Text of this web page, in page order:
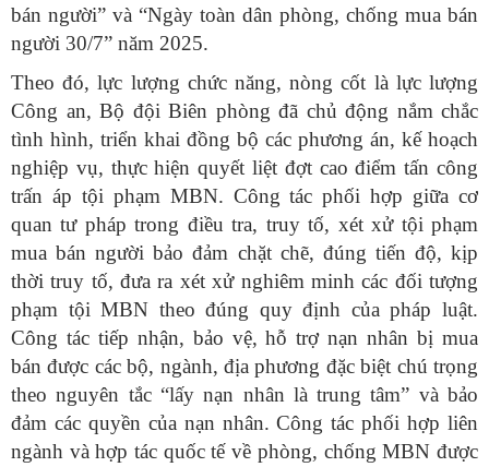
bán người” và “Ngày toàn dân phòng, chống mua bán
người 30/7” năm 2025.
Theo đó, lực lượng chức năng, nòng cốt là lực lượng
Công an, Bộ đội Biên phòng đã chủ động nắm chắc
tình hình, triển khai đồng bộ các phương án, kế hoạch
nghiệp vụ, thực hiện quyết liệt đợt cao điểm tấn công
trấn áp tội phạm MBN. Công tác phối hợp giữa cơ
quan tư pháp trong điều tra, truy tố, xét xử tội phạm
mua bán người bảo đảm chặt chẽ, đúng tiến độ, kịp
thời truy tố, đưa ra xét xử nghiêm minh các đối tượng
phạm tội MBN theo đúng quy định của pháp luật.
Công tác tiếp nhận, bảo vệ, hỗ trợ nạn nhân bị mua
bán được các bộ, ngành, địa phương đặc biệt chú trọng
theo nguyên tắc “lấy nạn nhân là trung tâm” và bảo
đảm các quyền của nạn nhân. Công tác phối hợp liên
ngành và hợp tác quốc tế về phòng, chống MBN được